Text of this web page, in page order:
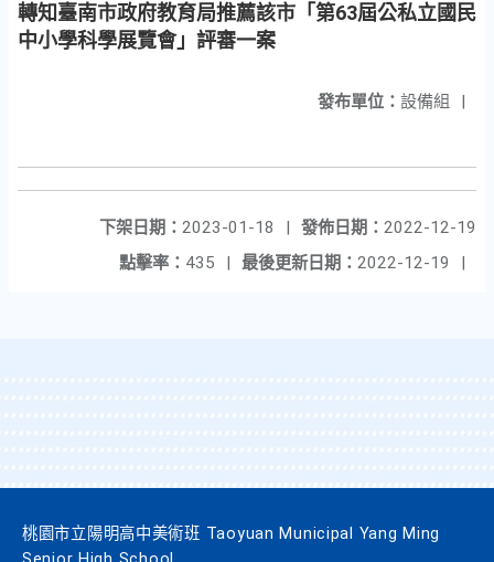
轉知臺南市政府教育局推薦該市「第63屆公私立國民
中小學科學展覽會」評審一案
發布單位： 設備組 |
發佈日期： 2022-12-19
下架日期： 2023-01-18
|
最後更新日期： 2022-12-19 |
點擊率： 435 |
桃園市立陽明高中美術班 Taoyuan Municipal Yang Ming